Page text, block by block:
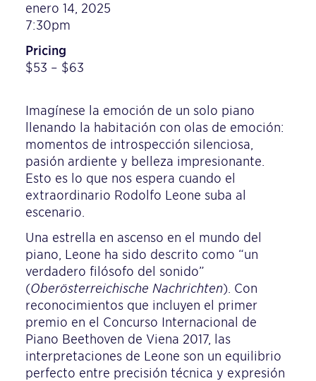
enero 14, 2025
7:30pm
Pricing
$53 – $63
Imagínese la emoción de un solo piano
llenando la habitación con olas de emoción:
momentos de introspección silenciosa,
pasión ardiente y belleza impresionante.
Esto es lo que nos espera cuando el
extraordinario Rodolfo Leone suba al
escenario.
Una estrella en ascenso en el mundo del
piano, Leone ha sido descrito como “un
verdadero filósofo del sonido”
(Oberösterreichische Nachrichten). Con
reconocimientos que incluyen el primer
premio en el Concurso Internacional de
Piano Beethoven de Viena 2017, las
interpretaciones de Leone son un equilibrio
perfecto entre precisión técnica y expresión